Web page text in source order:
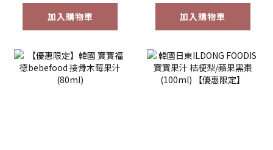
加入購物車 加入購物車